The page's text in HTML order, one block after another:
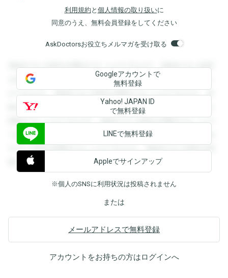
利用規約 と 個人情報の取り扱いに
同意のうえ、無料会員登録をしてください
AskDoctorsお役立ちメルマガを受け取る
登録すると回答を閲覧することができます。登録すると回答
を閲覧することができます。登録すると回答を閲覧すること
ができます。登録すると回答を閲覧することができます。登
録すると回答を閲覧することができます。登録すると回答を
閲覧することができます。登録すると回答を閲覧することが
できます。登録すると回答を閲覧することができます。登録
すると回答を閲覧することができます。登録すると回答を閲
覧することができます。
Googleアカウントで
無料登録
Yahoo! JAPAN ID
で無料登録
LINEで無料登録
Appleでサインアップ
※個人のSNSに利用状況は投稿されません
または
メールアドレスで無料登録
アカウントをお持ちの方はログインへ